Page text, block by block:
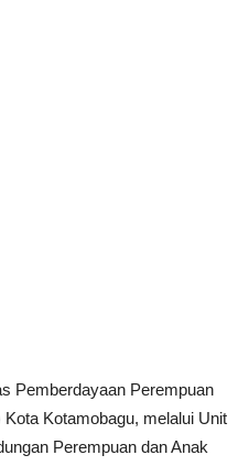
Pemberdayaan Perempuan
Kotamobagu, melalui Unit
Perempuan dan Anak